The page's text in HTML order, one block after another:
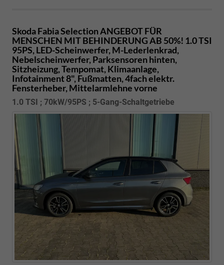
Skoda FabiaSelection ANGEBOT FÜR
MENSCHEN MIT BEHINDERUNG AB 50%! 1.0 TSI
95PS, LED-Scheinwerfer, M-Lederlenkrad,
Nebelscheinwerfer, Parksensoren hinten,
Sitzheizung, Tempomat, Klimaanlage,
Infotainment 8", Fußmatten, 4fach elektr.
Fensterheber, Mittelarmlehne vorne
1.0 TSI ; 70kW/95PS ; 5-Gang-Schaltgetriebe